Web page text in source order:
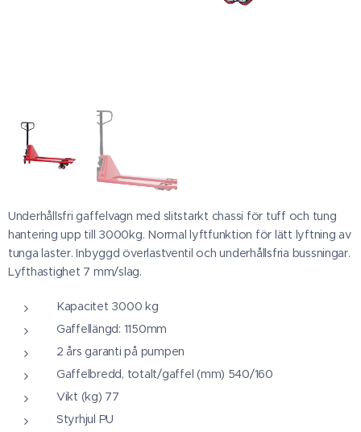
Underhållsfri gaffelvagn med slitstarkt chassi för tuff och tung
hantering upp till 3000kg. Normal lyftfunktion för lätt lyftning av
tunga laster. Inbyggd överlastventil och underhållsfria bussningar.
Lyfthastighet 7 mm/slag.
Kapacitet 3000 kg
Gaffellängd: 1150mm
2 års garanti på pumpen
Gaffelbredd, totalt/gaffel (mm) 540/160
Vikt (kg) 77
Styrhjul PU